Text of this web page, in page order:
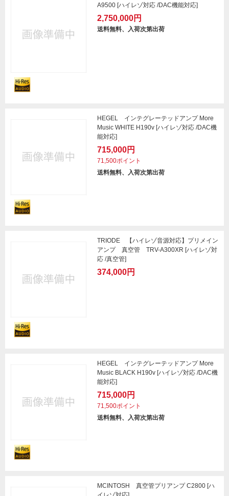
A9500 [ハイレゾ対応 /DAC機能対応]
2,750,000円
送料無料、入荷次第出荷
HEGEL インテグレーテッドアンプ More
Music WHITE H190v [ハイレゾ対応 /DAC機
能対応]
715,000円
71,500ポイント
送料無料、入荷次第出荷
TRIODE 【ハイレゾ音源対応】プリメイン
アンプ 真空管 TRV-A300XR [ハイレゾ対
応 /真空管]
374,000円
HEGEL インテグレーテッドアンプ More
Music BLACK H190v [ハイレゾ対応 /DAC機
能対応]
715,000円
71,500ポイント
送料無料、入荷次第出荷
MCINTOSH 真空管プリアンプ C2800 [ハ